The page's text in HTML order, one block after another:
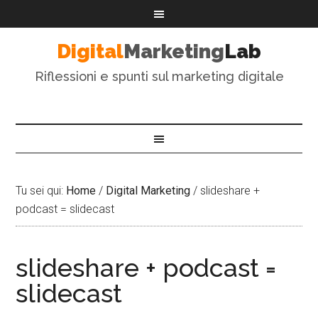
DigitalMarketingLab
Riflessioni e spunti sul marketing digitale
Tu sei qui: Home / Digital Marketing / slideshare +
podcast = slidecast
slideshare + podcast =
slidecast